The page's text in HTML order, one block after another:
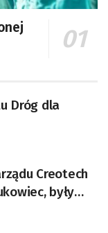
Dróg dla
Creotech